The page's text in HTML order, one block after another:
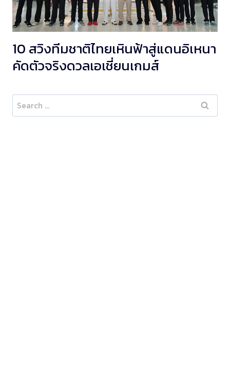
10 สวิงทีมชาติไทยเหินฟ้าสู่แดนอิเหนา
คัดตัวจริงดวลเอเชี่ยนเกมส์
Search
for: